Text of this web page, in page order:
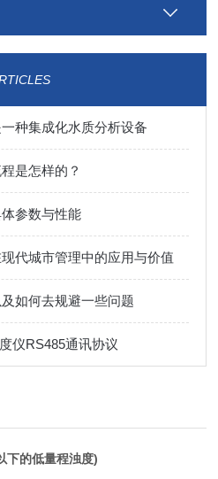
种集成化水质分析设备
是怎样的？
参数与性能
代城市管理中的应用与价值
如何去规避一些问题
仪RS485通讯协议
下的低量程浊度)